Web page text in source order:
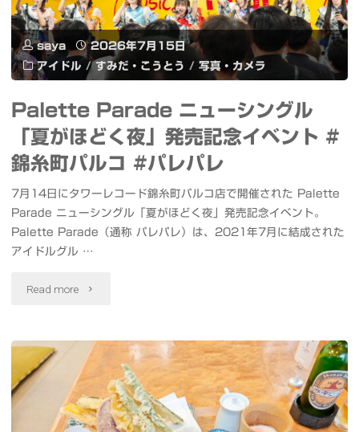
桃
色
命」
記
ン
ト
#
saya
2026年7月15日
アイドル / すみだ・こうとう / 写真・カメラ
Palette Parade ニューシングル
「夏がほどく夜」発売記念イベント #
錦糸町パルコ #パレパレ
7月14日にタワーレコード錦糸町パルコ店で開催された Palette
Parade ニューシングル「夏がほどく夜」発売記念イベント。
Palette Parade（通称 パレパレ）は、2021年7月に結成された
アイドルグル …
Read more "Palette
ニ
ュ
ー